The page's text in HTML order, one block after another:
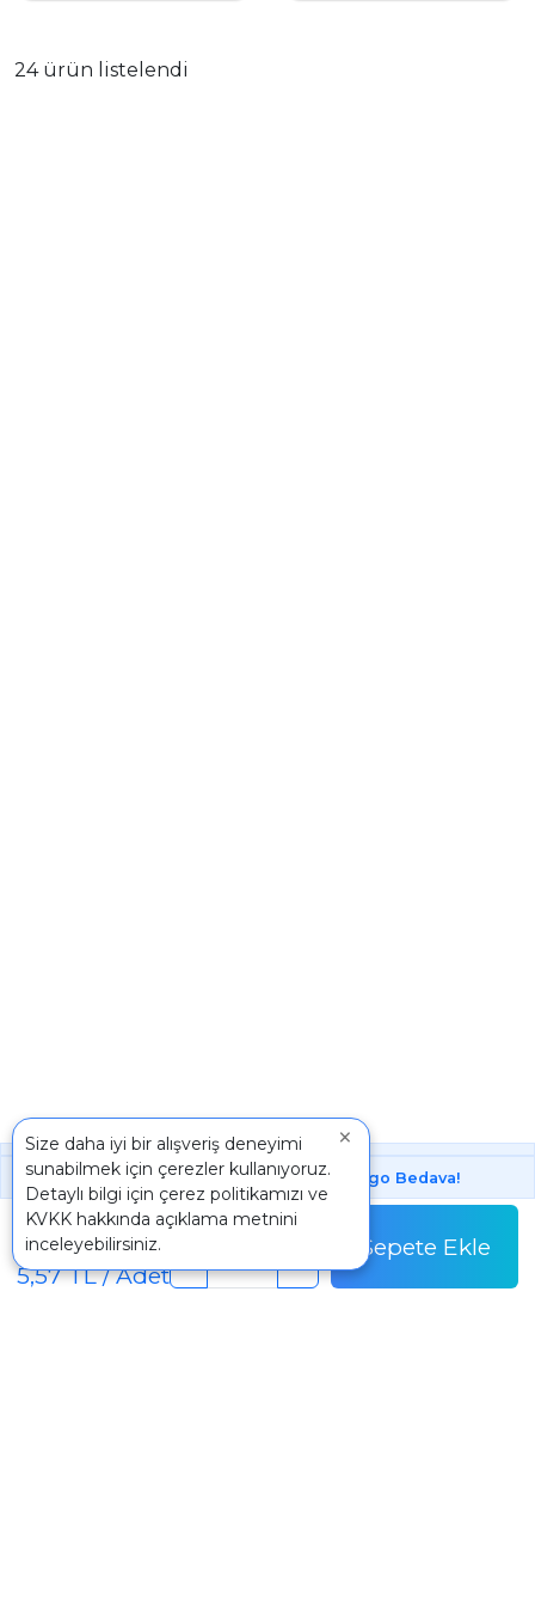
×
Size daha iyi bir alışveriş deneyimi
sunabilmek için çerezler kullanıyoruz.
Detaylı bilgi için çerez politikamızı ve
KVKK hakkında açıklama metnini
inceleyebilirsiniz.
1000 ₺ Üstünde Bu Üründe Kargo Bedava!
556,80 TL
Koli Fiyatı
5,57 TL / Adet
Koli
Sepete Ekle
24 ürün listelendi